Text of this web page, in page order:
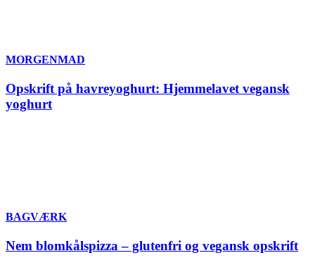
MORGENMAD
Opskrift på havreyoghurt: Hjemmelavet vegansk
yoghurt
BAGVÆRK
Nem blomkålspizza – glutenfri og vegansk opskrift